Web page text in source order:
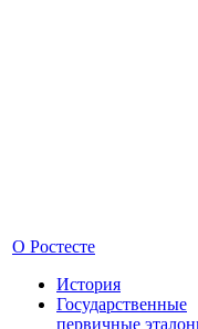
О Ростесте
История
Государственные
первичные